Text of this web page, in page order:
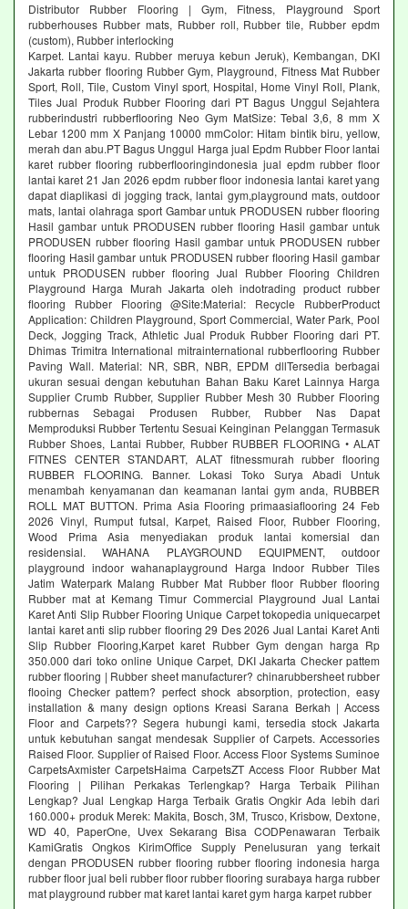
Distributor Rubber Flooring | Gym, Fitness, Playground Sport
rubberhouses Rubber mats, Rubber roll, Rubber tile, Rubber epdm
(custom), Rubber interlocking
Karpet. Lantai kayu. Rubber meruya kebun Jeruk), Kembangan, DKI
Jakarta rubber flooring Rubber Gym, Playground, Fitness Mat Rubber
Sport, Roll, Tile, Custom Vinyl sport, Hospital, Home Vinyl Roll, Plank,
Tiles Jual Produk Rubber Flooring dari PT Bagus Unggul Sejahtera
rubberindustri rubberflooring Neo Gym MatSize: Tebal 3,6, 8 mm X
Lebar 1200 mm X Panjang 10000 mmColor: Hitam bintik biru, yellow,
merah dan abu.PT Bagus Unggul Harga jual Epdm Rubber Floor lantai
karet rubber flooring rubberflooringindonesia jual epdm rubber floor
lantai karet 21 Jan 2026 epdm rubber floor indonesia lantai karet yang
dapat diaplikasi di jogging track, lantai gym,playground mats, outdoor
mats, lantai olahraga sport Gambar untuk PRODUSEN rubber flooring
Hasil gambar untuk PRODUSEN rubber flooring Hasil gambar untuk
PRODUSEN rubber flooring Hasil gambar untuk PRODUSEN rubber
flooring Hasil gambar untuk PRODUSEN rubber flooring Hasil gambar
untuk PRODUSEN rubber flooring Jual Rubber Flooring Children
Playground Harga Murah Jakarta oleh indotrading product rubber
flooring Rubber Flooring @Site:Material: Recycle RubberProduct
Application: Children Playground, Sport Commercial, Water Park, Pool
Deck, Jogging Track, Athletic Jual Produk Rubber Flooring dari PT.
Dhimas Trimitra International mitrainternational rubberflooring Rubber
Paving Wall. Material: NR, SBR, NBR, EPDM dllTersedia berbagai
ukuran sesuai dengan kebutuhan Bahan Baku Karet Lainnya Harga
Supplier Crumb Rubber, Supplier Rubber Mesh 30 Rubber Flooring
rubbernas Sebagai Produsen Rubber, Rubber Nas Dapat
Memproduksi Rubber Tertentu Sesuai Keinginan Pelanggan Termasuk
Rubber Shoes, Lantai Rubber, Rubber RUBBER FLOORING • ALAT
FITNES CENTER STANDART, ALAT fitnessmurah rubber flooring
RUBBER FLOORING. Banner. Lokasi Toko Surya Abadi Untuk
menambah kenyamanan dan keamanan lantai gym anda, RUBBER
ROLL MAT BUTTON. Prima Asia Flooring primaasiaflooring 24 Feb
2026 Vinyl, Rumput futsal, Karpet, Raised Floor, Rubber Flooring,
Wood Prima Asia menyediakan produk lantai komersial dan
residensial. WAHANA PLAYGROUND EQUIPMENT, outdoor
playground indoor wahanaplayground Harga Indoor Rubber Tiles
Jatim Waterpark Malang Rubber Mat Rubber floor Rubber flooring
Rubber mat at Kemang Timur Commercial Playground Jual Lantai
Karet Anti Slip Rubber Flooring Unique Carpet tokopedia uniquecarpet
lantai karet anti slip rubber flooring 29 Des 2026 Jual Lantai Karet Anti
Slip Rubber Flooring,Karpet karet Rubber Gym dengan harga Rp
350.000 dari toko online Unique Carpet, DKI Jakarta Checker pattem
rubber flooring | Rubber sheet manufacturer? chinarubbersheet rubber
flooing Checker pattem? perfect shock absorption, protection, easy
installation & many design options Kreasi Sarana Berkah | Access
Floor and Carpets?? Segera hubungi kami, tersedia stock Jakarta
untuk kebutuhan sangat mendesak Supplier of Carpets. Accessories
Raised Floor. Supplier of Raised Floor. Access Floor Systems Suminoe
CarpetsAxmister CarpetsHaima CarpetsZT Access Floor Rubber Mat
Flooring | Pilihan Perkakas Terlengkap? Harga Terbaik Pilihan
Lengkap? Jual Lengkap Harga Terbaik Gratis Ongkir Ada lebih dari
160.000+ produk Merek: Makita, Bosch, 3M, Trusco, Krisbow, Dextone,
WD 40, PaperOne, Uvex Sekarang Bisa CODPenawaran Terbaik
KamiGratis Ongkos KirimOffice Supply Penelusuran yang terkait
dengan PRODUSEN rubber flooring rubber flooring indonesia harga
rubber floor jual beli rubber floor rubber flooring surabaya harga rubber
mat playground rubber mat karet lantai karet gym harga karpet rubber